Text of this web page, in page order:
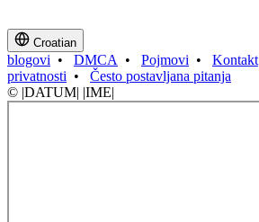
Croatian
blogovi • DMCA • Pojmovi • Kontakt
privatnosti • Često postavljana pitanja
© |DATUM| |IME|